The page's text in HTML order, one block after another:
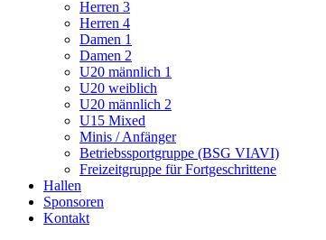
Herren 3
Herren 4
Damen 1
Damen 2
U20 männlich 1
U20 weiblich
U20 männlich 2
U15 Mixed
Minis / Anfänger
Betriebssportgruppe (BSG VIAVI)
Freizeitgruppe für Fortgeschrittene
Hallen
Sponsoren
Kontakt